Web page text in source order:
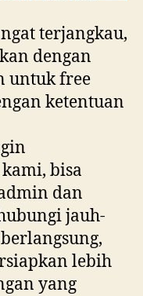
terjangkau,
dengan
untuk free
ketentuan
bisa
dan
jauh-
lebih
yang